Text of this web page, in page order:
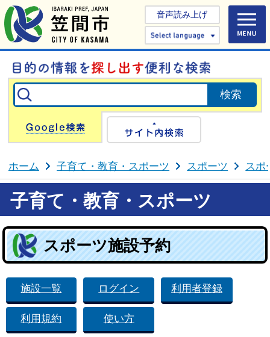
音声読み上げ
Select
Google検索
ホーム 子育て・教育・スポーツ スポーツ スポ
子育て・教育・スポーツ
スポーツ施設予約
施設一覧 ログイン 利用者登録
利用規約 使い方